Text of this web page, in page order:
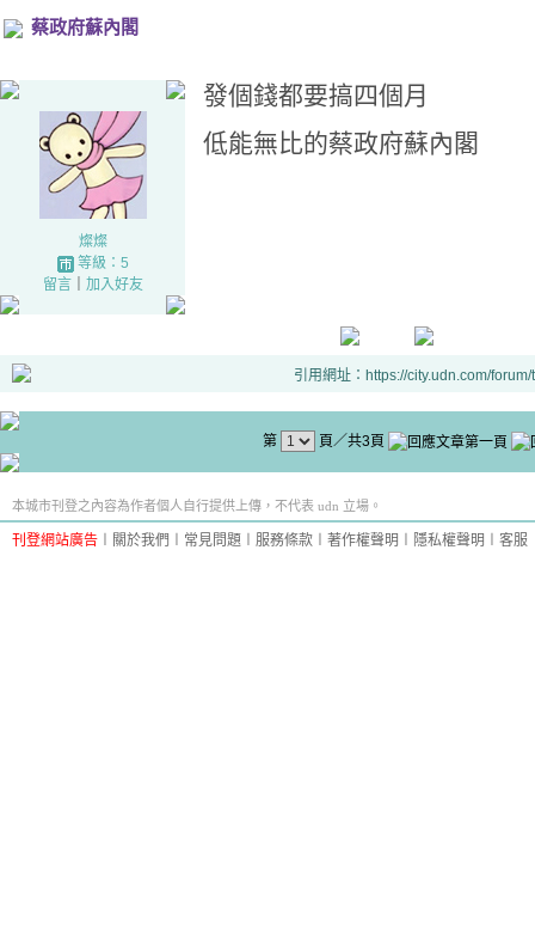
蔡政府蘇內閣
燦燦
等級：5
留言｜ 加入好友
發個錢都要搞四個月
低能無比的蔡政府蘇內閣
引用網址：https://city.udn.com/
第 頁／共3頁
本城市刊登之內容為作者個人自行提供上傳，不代表 udn 立場。
刊登網站廣告 關於我們 常見問題 服務條款 著作權聲明 隱私權聲明 客服